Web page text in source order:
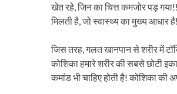
खेत रहे, जिन का चित्त कमजोर पड़
मिलती है, जो स्वास्थ्य का मुख्य आधार है!
जिस तरह, गलत खानपान से शरीर में
कोशिका हमारे शरीर की सबसे छोटी
कमांड भी चाहिए होती है! कोशिका की